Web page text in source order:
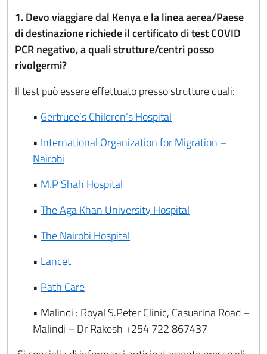
1. Devo viaggiare dal Kenya e la linea aerea/Paese
di destinazione richiede il certificato di test COVID
PCR negativo, a quali strutture/centri posso
rivolgermi?
Il test può essere effettuato presso strutture quali:
• Gertrude’s Children’s Hospital
• International Organization for Migration –
Nairobi
• M.P Shah Hospital
• The Aga Khan University Hospital
• The Nairobi Hospital
• Lancet
• Path Care
• Malindi : Royal S.Peter Clinic, Casuarina Road –
Malindi – Dr Rakesh +254 722 867437